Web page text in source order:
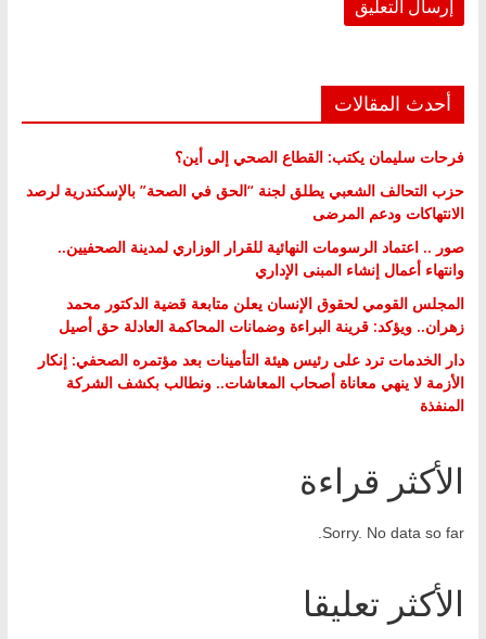
أحدث المقالات
فرحات سليمان يكتب: القطاع الصحي إلى أين؟
حزب التحالف الشعبي يطلق لجنة “الحق في الصحة” بالإسكندرية لرصد
الانتهاكات ودعم المرضى
صور .. اعتماد الرسومات النهائية للقرار الوزاري لمدينة الصحفيين..
وانتهاء أعمال إنشاء المبنى الإداري
المجلس القومي لحقوق الإنسان يعلن متابعة قضية الدكتور محمد
زهران.. ويؤكد: قرينة البراءة وضمانات المحاكمة العادلة حق أصيل
دار الخدمات ترد على رئيس هيئة التأمينات بعد مؤتمره الصحفي: إنكار
الأزمة لا ينهي معاناة أصحاب المعاشات.. ونطالب بكشف الشركة
المنفذة
الأكثر قراءة
Sorry. No data so far.
الأكثر تعليقا